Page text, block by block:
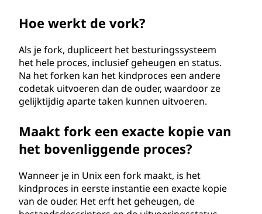
Hoe werkt de vork?
Als je fork, dupliceert het besturingssysteem
het hele proces, inclusief geheugen en status.
Na het forken kan het kindproces een andere
codetak uitvoeren dan de ouder, waardoor ze
gelijktijdig aparte taken kunnen uitvoeren.
Maakt fork een exacte kopie van
het bovenliggende proces?
Wanneer je in Unix een fork maakt, is het
kindproces in eerste instantie een exacte kopie
van de ouder. Het erft het geheugen, de